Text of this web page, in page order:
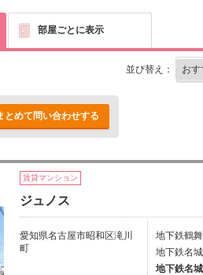
部屋ごとに表示
並び替え：
とめて問い合わせする
賃貸マンション
ジュノス
愛知県名古屋市昭和区滝川
町
地下鉄鶴
地下鉄名
地下鉄名